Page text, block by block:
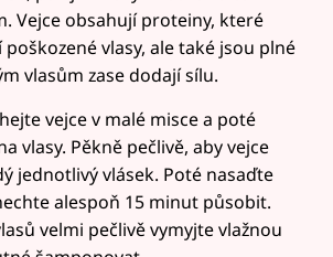
Vejce obsahují proteiny, které
vlasy, ale také jsou plné
vlasům zase dodají sílu.
vejce v malé misce a poté
vlasy. Pěkně pečlivě, aby vejce
jednotlivý vlásek. Poté nasaďte
alespoň 15 minut působit.
velmi pečlivě vymyjte vlažnou